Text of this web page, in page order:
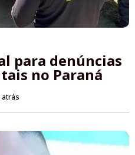
para denúncias
no Paraná
atrás